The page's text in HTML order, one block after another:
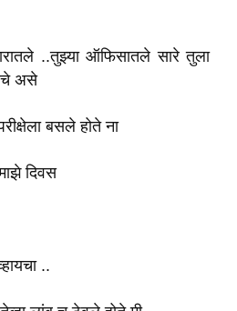
..तुझ्या ऑफिसातले सारे तुला
असे
बसले होते ना
दिवस
..